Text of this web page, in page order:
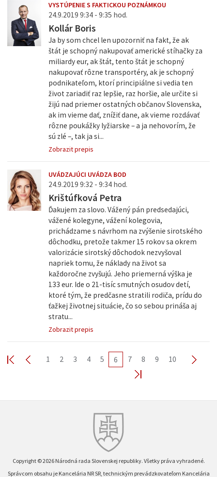
VYSTÚPENIE S FAKTICKOU POZNÁMKOU
24.9.2019 9:34 - 9:35 hod.
Kollár Boris
Ja by som chcel len upozorniť na fakt, že ak
štát je schopný nakupovať americké stíhačky za
miliardy eur, ak štát, tento štát je schopný
nakupovať rôzne transportéry, ak je schopný
podnikateľom, ktorí principiálne si vedia ten
život zariadiť raz lepšie, raz horšie, ale určite si
žijú nad priemer ostatných občanov Slovenska,
ak im vieme dať, znížiť dane, ak vieme rozdávať
rôzne poukážky lyžiarske – a ja nehovorím, že
sú zlé –, tak ja si...
Zobrazit prepis
UVÁDZAJÚCI UVÁDZA BOD
24.9.2019 9:32 - 9:34 hod.
Krištúfková Petra
Ďakujem za slovo. Vážený pán predsedajúci,
vážené kolegyne, vážení kolegovia,
prichádzame s návrhom na zvýšenie sirotského
dôchodku, pretože takmer 15 rokov sa okrem
valorizácie sirotský dôchodok nezvyšoval
napriek tomu, že náklady na život sa
každoročne zvyšujú. Jeho priemerná výška je
133 eur. Ide o 21-tisíc smutných osudov detí,
ktoré tým, že predčasne stratili rodiča, prídu do
ťažkej životnej situácie, čo so sebou prináša aj
stratu...
Zobrazit prepis
1 2 3 4 5 6 7 8 9 10
Copyright © 2026 Národná rada Slovenskej republiky. Všetky práva vyhradené.
Správcom obsahu je Kancelária NR SR, technickým prevádzkovateľom Kancelária